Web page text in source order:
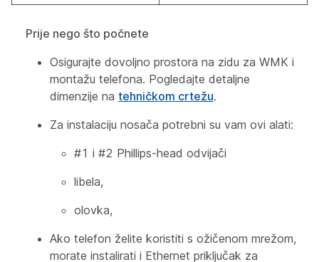
Prije nego što počnete
Osigurajte dovoljno prostora na zidu za WMK i
montažu telefona. Pogledajte detaljne
dimenzije na tehničkom crtežu.
Za instalaciju nosača potrebni su vam ovi alati:
#1 i #2 Phillips-head odvijači
libela,
olovka,
Ako telefon želite koristiti s ožičenom mrežom,
morate instalirati i Ethernet priključak za